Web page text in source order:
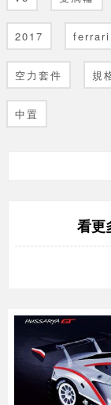
2017 ferrari
空力套件 規
中置
看更